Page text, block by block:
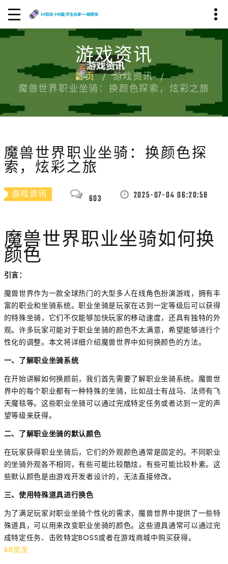
游戏资讯
首页
游戏资讯
魔兽世界职业坐骑：换颜色探索，炫彩之旅
魔兽世界职业坐骑：换颜色探
索，炫彩之旅
游戏资讯 603 2025-07-04 06:20:58
魔兽世界职业坐骑如何换
颜色
引言：
魔兽世界作为一款全球热门的大型多人在线角色扮演游戏，拥有丰
富的职业和坐骑系统。职业坐骑是玩家在达到一定等级后可以获得
的特殊坐骑，它们不仅能够加快玩家的移动速度，还具有独特的外
观。许多玩家可能对于职业坐骑的颜色不太满意，希望能够进行个
性化的调整。本文将详细介绍魔兽世界中如何换颜色的方法。
一、了解职业坐骑系统
在开始讲解如何换颜前，我们首先需要了解职业坐骑系统。魔兽世
界中的每个职业都有一种特殊的坐骑，比如战士有战马、法师有飞
天魔毯等。这些职业坐骑可以通过完成特定任务或者达到一定的声
望等级来获得。
二、了解职业坐骑的默认颜色
在玩家获得职业坐骑后，它们的外观颜色通常是固定的。不同职业
的坐骑外观各不相同，有些可能比较酷炫，有些可能比较朴素。这
些默认颜色是由游戏开发者设计的，无法直接修改。
三、使用特殊道具进行换色
为了满足玩家对职业坐骑个性化的需求，魔兽世界中提供了一些特
殊道具，可以用来改变职业坐骑的颜色。这些道具通常可以通过完
成特定任务、击败特定BOSS或者在游戏商城中购买获得。
k8凯发